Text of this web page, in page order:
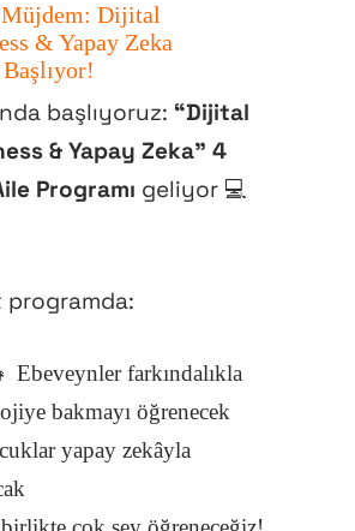
Dijital
& Yapay Zeka
başlıyoruz: “Dijital
& Yapay Zeka” 4
Programı geliyor 💻
Ebeveynler farkındalıkla
bakmayı öğrenecek
yapay zekâyla